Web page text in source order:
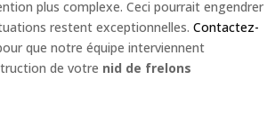
plus complexe. Ceci pourrait engendrer
restent exceptionnelles. Contactez-
que notre équipe interviennent
de votre nid de frelons